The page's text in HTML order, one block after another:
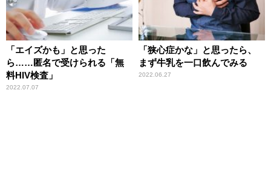
「エイズかも」と思った
ら……匿名で受けられる「無
料HIV検査」
2022.07.07
「狭心症かな」と思ったら、
まず牛乳を一口飲んでみる
2022.06.27